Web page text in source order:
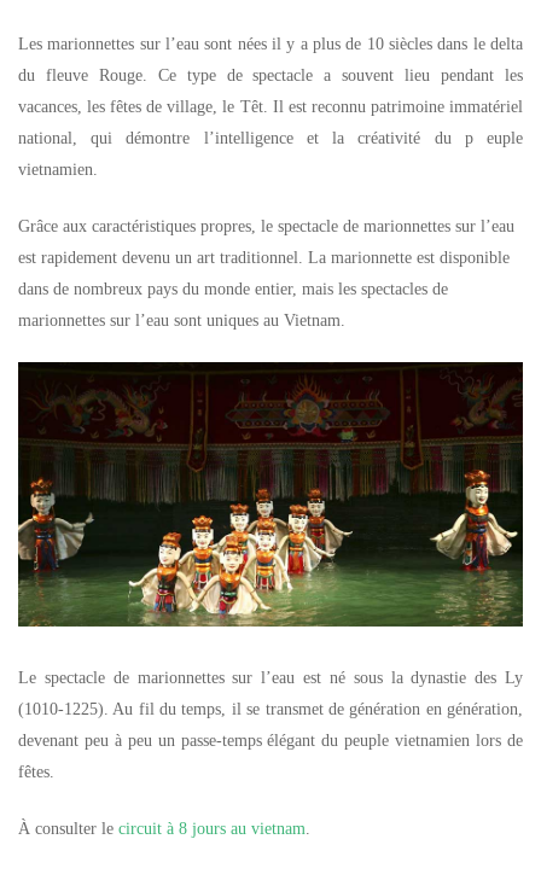
Les marionnettes sur l’eau sont nées il y a plus de 10 siècles dans le delta
du fleuve Rouge. Ce type de spectacle a souvent lieu pendant les
vacances, les fêtes de village, le Têt. Il est reconnu patrimoine immatériel
national, qui démontre l’intelligence et la créativité du p euple
vietnamien.
Grâce aux caractéristiques propres, le spectacle de marionnettes sur l’eau
est rapidement devenu un art traditionnel. La marionnette est disponible
dans de nombreux pays du monde entier, mais les spectacles de
marionnettes sur l’eau sont uniques au Vietnam.
Le spectacle de marionnettes sur l’eau est né sous la dynastie des Ly
(1010-1225). Au fil du temps, il se transmet de génération en génération,
devenant peu à peu un passe-temps élégant du peuple vietnamien lors de
fêtes.
À consulter le circuit à 8 jours au vietnam